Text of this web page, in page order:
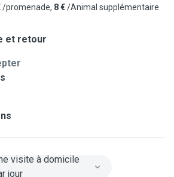
/promenade, 8 €/Animal supplémentaire
et retour
visite à domicile
jour